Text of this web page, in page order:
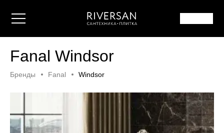
Fanal Windsor
Бренды Fanal Windsor